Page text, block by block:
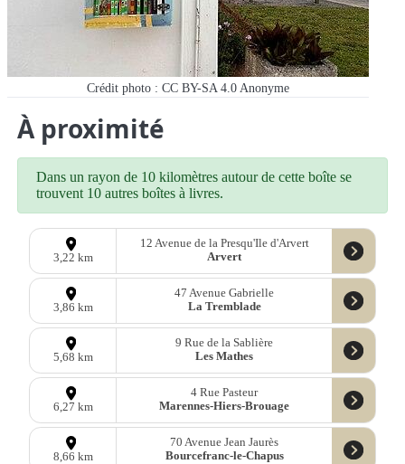
Crédit photo : CC BY-SA 4.0 Anonyme
À proximité
Dans un rayon de 10 kilomètres autour de cette boîte se
trouvent 10 autres boîtes à livres.
3,22 km
12 Avenue de la Presqu'Ile d'Arvert
Arvert
3,86 km
47 Avenue Gabrielle
La Tremblade
5,68 km
9 Rue de la Sablière
Les Mathes
6,27 km
4 Rue Pasteur
Marennes-Hiers-Brouage
8,66 km
70 Avenue Jean Jaurès
Bourcefranc-le-Chapus